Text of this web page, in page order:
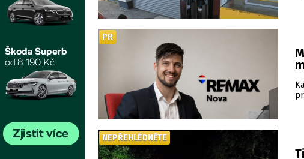
PR
NEPŘEHLÉDNĚTE